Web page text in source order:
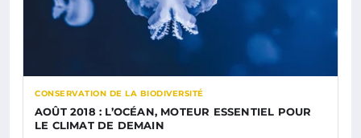
CONSERVATION DE LA BIODIVERSITÉ
AOÛT 2018 : L’OCÉAN, MOTEUR ESSENTIEL POUR
LE CLIMAT DE DEMAIN